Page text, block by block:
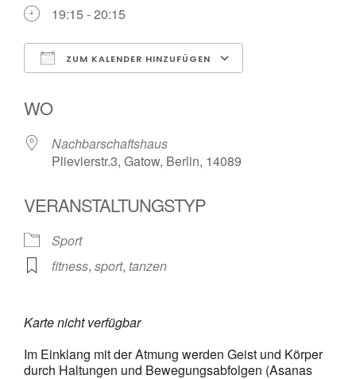
19:15 - 20:15
ZUM KALENDER HINZUFÜGEN
WO
Nachbarschaftshaus
Plievierstr.3, Gatow, Berlin, 14089
VERANSTALTUNGSTYP
Sport
fitness, sport, tanzen
Karte nicht verfügbar
Im Einklang mit der Atmung werden Geist und Körper
durch Haltungen und Bewegungsabfolgen (Asanas